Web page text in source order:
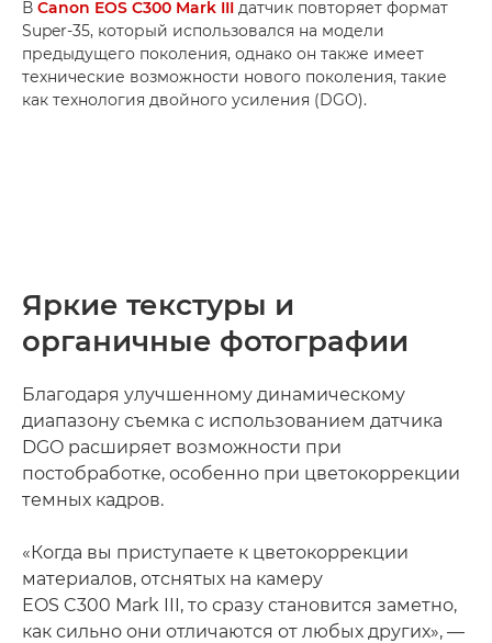
В Canon EOS C300 Mark III датчик повторяет формат
Super-35, который использовался на модели
предыдущего поколения, однако он также имеет
технические возможности нового поколения, такие
как технология двойного усиления (DGO).
Яркие текстуры и
органичные фотографии
Благодаря улучшенному динамическому
диапазону съемка с использованием датчика
DGO расширяет возможности при
постобработке, особенно при цветокоррекции
темных кадров.
«Когда вы приступаете к цветокоррекции
материалов, отснятых на камеру
EOS C300 Mark III, то сразу становится заметно,
как сильно они отличаются от любых других», —